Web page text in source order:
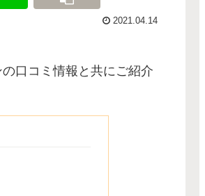
2021.04.14
口コミ情報と共にご紹介